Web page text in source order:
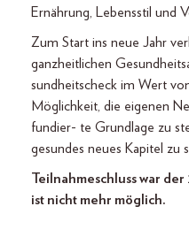
Ernährung, Lebensstil und
Zum Start ins neue Jahr
ganzheitlichen
sundheitscheck im Wert
Möglichkeit, die eigenen
fundier- te Grundlage zu
gesundes neues Kapitel zu
Teilnahmeschluss war
ist nicht mehr möglich.